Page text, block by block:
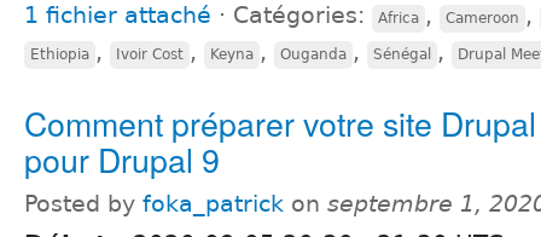
1 fichier attaché ⋅ Catégories: Africa , Cameroon ,
Ethiopia , Ivoir Cost , Keyna , Ouganda , Sénégal , Drupal
Comment préparer votre site
pour Drupal 9
Posted by foka_patrick on septembre 1,